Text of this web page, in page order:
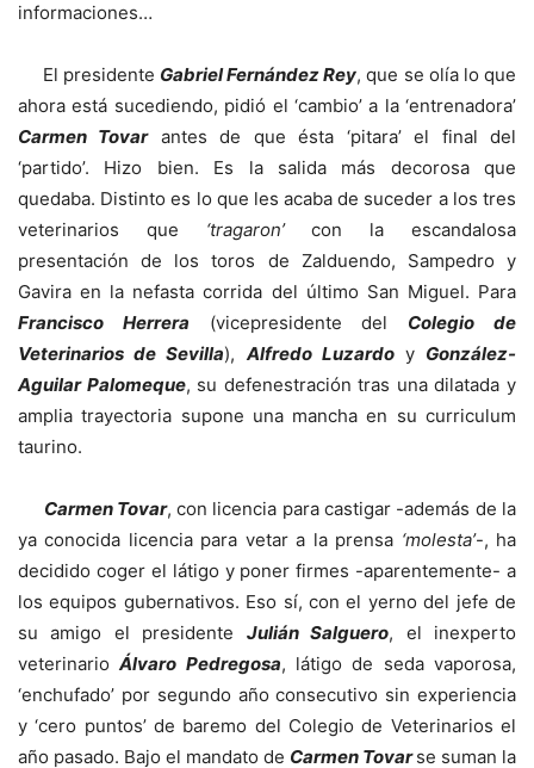
informaciones…
El presidente Gabriel Fernández Rey, que se olía lo que
ahora está sucediendo, pidió el ‘cambio’ a la ‘entrenadora’
Carmen Tovarantes de que ésta ‘pitara’ el final del
‘partido’. Hizo bien. Es la salida más decorosa que
quedaba. Distinto es lo que les acaba de suceder a los tres
veterinarios que ‘tragaron’con la escandalosa
presentación de los toros de Zalduendo, Sampedro y
Gavira en la nefasta corrida del último San Miguel. Para
Francisco Herrera (vicepresidente del Colegio de
Veterinarios de Sevilla), Alfredo Luzardoy González-
Aguilar Palomeque, su defenestración tras una dilatada y
amplia trayectoria supone una mancha en su curriculum
taurino.
Carmen Tovar, con licencia para castigar -además de la
ya conocida licencia para vetar a la prensa ‘molesta’-, ha
decidido coger el látigo y poner firmes -aparentemente- a
los equipos gubernativos. Eso sí, con el yerno del jefe de
su amigo el presidente Julián Salguero, el inexperto
veterinarioÁlvaro Pedregosa, látigo de seda vaporosa,
‘enchufado’ por segundo año consecutivo sin experiencia
y ‘cero puntos’ de baremo del Colegio de Veterinarios el
año pasado. Bajo el mandato de Carmen Tovarse suman la